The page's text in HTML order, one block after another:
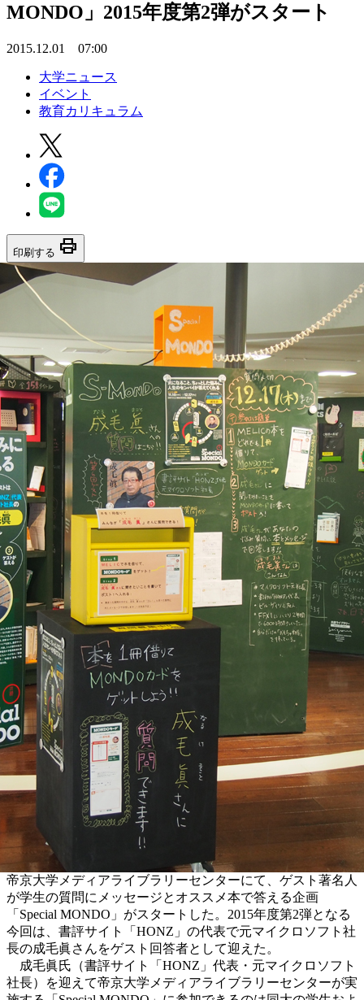
MONDO」2015年度第2弾がスタート
2015.12.01 07:00
大学ニュース
イベント
教育カリキュラム
印刷する print
帝京大学メディアライブラリーセンターにて、ゲスト著名人
が学生の質問にメッセージとオススメ本で答える企画
「Special MONDO」がスタートした。2015年度第2弾となる
今回は、書評サイト「HONZ」の代表で元マイクロソフト社
長の成毛眞さんをゲスト回答者として迎えた。
成毛眞氏（書評サイト「HONZ」代表・元マイクロソフト
社長）を迎えて帝京大学メディアライブラリーセンターが実